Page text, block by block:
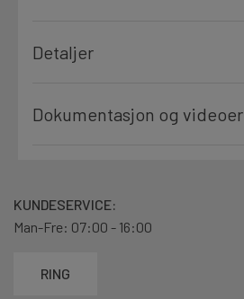
Detaljer
Dokumentasjon og videoer
KUNDESERVICE:
Man-Fre: 07:00 - 16:00
RING